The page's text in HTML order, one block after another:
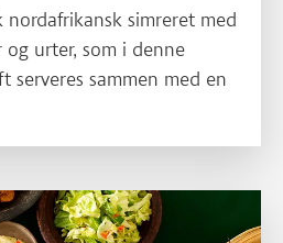
nordafrikansk simreret med
og urter, som i denne
serveres sammen med en
kål og marinerede strimler af